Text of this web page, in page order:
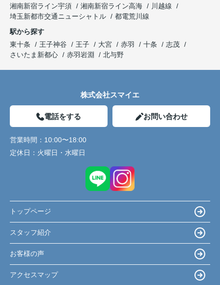
湘南新宿ライン宇須
湘南新宿ライン高海
川越線
埼玉新都市交通ニューシャトル
都電荒川線
駅から探す
東十条
王子神谷 王子 大宮 赤羽 十条
志茂
さいたま新都心
赤羽岩淵 北与野
株式会社スマイエ
電話をする お問い合わせ
営業時間： 10:00〜18:00
定休日： 火曜日・水曜日
トップページ
スタッフ紹介
お客様の声
アクセスマップ